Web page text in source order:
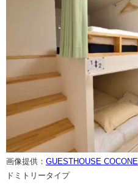
画像提供： GUESTHOUSE COCONE
ドミトリータイプ